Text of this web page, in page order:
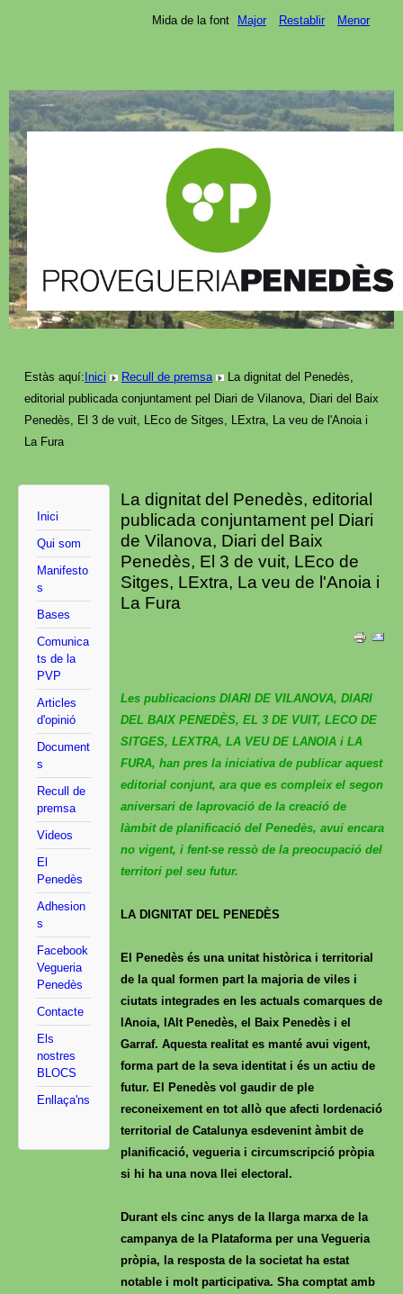
Mida de la font Major Restablir Menor
Estàs aquí:Inici Recull de premsa
La dignitat del Penedès,
editorial publicada conjuntament pel Diari de Vilanova, Diari del Baix
Penedès, El 3 de vuit, LEco de Sitges, LExtra, La veu de l'Anoia i
La Fura
Inici
Qui som
Manifesto
s
Bases
Comunica
ts de la
PVP
Articles
d'opinió
Document
s
Recull de
premsa
Videos
El
Penedès
Adhesion
s
Facebook
Vegueria
Penedès
Contacte
Els
nostres
BLOCS
Enllaça'ns
La dignitat del Penedès, editorial
publicada conjuntament pel Diari
de Vilanova, Diari del Baix
Penedès, El 3 de vuit, LEco de
Sitges, LExtra, La veu de l'Anoia i
La Fura
Les publicacions DIARI DE VILANOVA, DIARI
DEL BAIX PENEDÈS, EL 3 DE VUIT, LECO DE
SITGES, LEXTRA, LA VEU DE LANOIA i LA
FURA, han pres la iniciativa de publicar aquest
editorial conjunt, ara que es compleix el segon
aniversari de laprovació de la creació de
làmbit de planificació del Penedès, avui encara
no vigent, i fent-se ressò de la preocupació del
territori pel seu futur.
LA DIGNITAT DEL PENEDÈS
El Penedès és una unitat històrica i territorial
de la qual formen part la majoria de viles i
ciutats integrades en les actuals comarques de
lAnoia, lAlt Penedès, el Baix Penedès i el
Garraf. Aquesta realitat es manté avui vigent,
forma part de la seva identitat i és un actiu de
futur. El Penedès vol gaudir de ple
reconeixement en tot allò que afecti lordenació
territorial de Catalunya esdevenint àmbit de
planificació, vegueria i circumscripció pròpia
si hi ha una nova llei electoral.
Durant els cinc anys de la llarga marxa de la
campanya de la Plataforma per una Vegueria
pròpia, la resposta de la societat ha estat
notable i molt participativa. Sha comptat amb